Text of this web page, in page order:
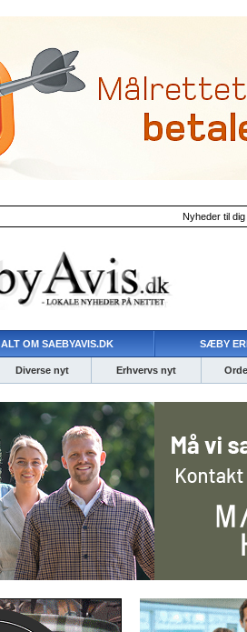
Nyheder til
ALT OM SAEBYAVIS.DK SÆBY
Diverse nyt Erhvervs nyt